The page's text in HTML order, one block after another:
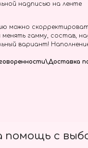
надписью на ленте
можно
гамму, состав,
вариант!
помощь с